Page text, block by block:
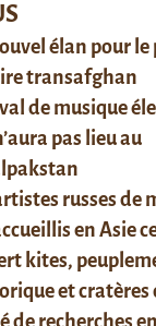
élan pour
transafghan
de musique
pas lieu au
russes de
en Asie
kites,
et cratères
de recherches